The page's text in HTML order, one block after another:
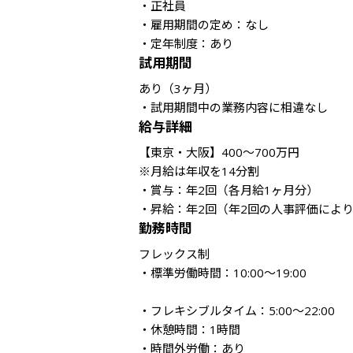
・正社員
・雇用期間の定め：なし
・定年制度：あり
試用期間
あり（3ヶ月）
・試用期間中の業務内容に相違なし
給与詳細
【東京・大阪】400～700万円
※月給は年収を14分割
・賞与：年2回（各月給1ヶ月分）
・昇給：年2回（年2回の人事評価によ
勤務時間
フレックス制
・標準労働時間：10:00～19:00
・フレキシブルタイム：5:00～22:00
・休憩時間：1時間
・時間外労働：あり